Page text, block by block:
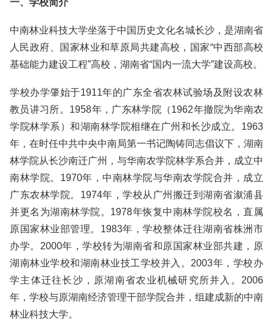
一、学校简介
中南林业科技大学坐落于中国历史文化名城长沙，是湖南省
人民政府、国家林业和草原局共建高校，国家“中西部高校
基础能力建设工程”高校，湖南省“国内一流大学”建设高校。
学校办学肇始于1911年的广东全省农林试验场及附设农林
教员讲习所。1958年，广东林学院（1962年撤院为华南农
学院林学系）和湖南林学院相继在广州和长沙成立。1963
年，在时任中共中央中南局第一书记陶铸同志倡议下，湖南
林学院从长沙南迁广州，与华南农学院林学系合并，成立中
南林学院。1970年，中南林学院与华南农学院合并，成立
广东农林学院。1974年，学校从广州搬迁到湖南省溆浦县
并更名为湖南林学院。1978年恢复中南林学院校名，直属
原国家林业部管理。1983年，学校整体迁往湖南省株洲市
办学。2000年，学校转为湖南省和原国家林业部共建，原
湖南林业学校和湖南林业技工学校并入。2003年，学校办
学主体迁往长沙，原湖南省农业机械研究所并入。2006
年，学校与原湖南经济管理干部学院合并，组建成新的中南
林业科技大学。